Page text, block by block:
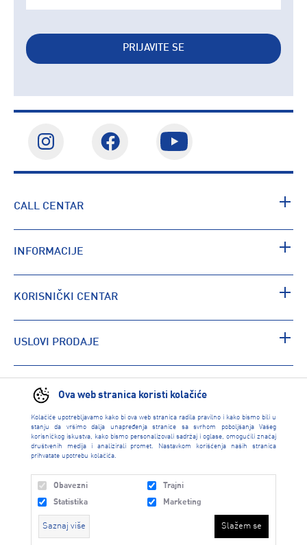
Ova web stranica koristi kolačiće
Kolačiće upotrebljavamo kako bi ova web stranica radila pravilno i kako bismo bili u
stanju da vršimo dalja unapređenja stranice sa svrhom poboljšanja Vašeg
korisničkog iskustva, kako bismo personalizovali sadržaj i oglase, omogućili značaj
društvenih medija i analizirali promet. Nastavkom korišćenja naših stranica
prihvatate upotrebu kolačića.
Obavezni
Trajni
Statistika
Marketing
Saznaj više Slažem se
PRIJAVITE SE
CALL CENTAR
INFORMACIJE
KORISNIČKI CENTAR
USLOVI PRODAJE
PRONAĐI RADNJU
INTERSPORT 2026 created by Enetel Solutions